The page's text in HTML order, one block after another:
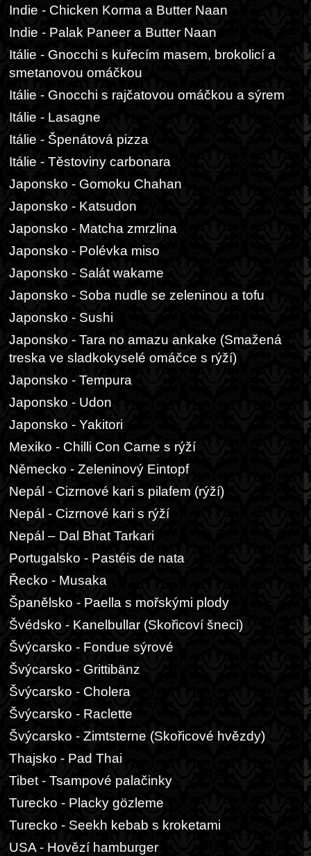
Indie - Chicken Korma a Butter Naan
Indie - Palak Paneer a Butter Naan
Itálie - Gnocchi s kuřecím masem, brokolicí a
smetanovou omáčkou
Itálie - Gnocchi s rajčatovou omáčkou a sýrem
Itálie - Lasagne
Itálie - Špenátová pizza
Itálie - Těstoviny carbonara
Japonsko - Gomoku Chahan
Japonsko - Katsudon
Japonsko - Matcha zmrzlina
Japonsko - Polévka miso
Japonsko - Salát wakame
Japonsko - Soba nudle se zeleninou a tofu
Japonsko - Sushi
Japonsko - Tara no amazu ankake (Smažená
treska ve sladkokyselé omáčce s rýží)
Japonsko - Tempura
Japonsko - Udon
Japonsko - Yakitori
Mexiko - Chilli Con Carne s rýží
Německo - Zeleninový Eintopf
Nepál - Cizrnové kari s pilafem (rýží)
Nepál - Cizrnové kari s rýží
Nepál – Dal Bhat Tarkari
Portugalsko - Pastéis de nata
Řecko - Musaka
Španělsko - Paella s mořskými plody
Švédsko - Kanelbullar (Skořicoví šneci)
Švýcarsko - Fondue sýrové
Švýcarsko - Grittibänz
Švýcarsko - Cholera
Švýcarsko - Raclette
Švýcarsko - Zimtsterne (Skořicové hvězdy)
Thajsko - Pad Thai
Tibet - Tsampové palačinky
Turecko - Placky gözleme
Turecko - Seekh kebab s kroketami
USA - Hovězí hamburger